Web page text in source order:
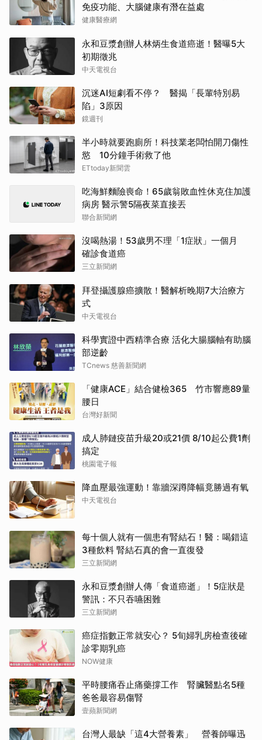
免疫功能、大腦健康有潛在益處
健康醫療網
永和豆漿創辦人林炳生食道癌逝！醫曝5大
初期徵兆
中天電視台
沉迷AI短劇看不停？ 醫揭「長輩特別易
陷」3原因
鏡週刊
半小時就要跑廁所！科技業老闆怕開刀傷性
慾 10分鐘手術救了他
ETtoday新聞雲
吃海鮮麵險喪命！65歲翁敗血性休克住加護
病房 醫示警5隔夜菜直接丟
聯合新聞網
沒喝熱湯！53歲男不理「1症狀」一個月
確診食道癌
三立新聞網
拜登攝護腺癌擴散！醫解析晚期7大治療方
式
中天電視台
科學實證中西精準合療 活化大腸腦軸有助腦
部逆齡
TCnews 慈善新聞網
「健康ACE」結合健檢365 竹市響應89量
腰日
台灣好新聞
成人肺鏈疫苗升級20或21價 8/10起公費1劑
搞定
桃園電子報
降血壓最強運動！靠牆深蹲降幅竟勝過有氧
中天電視台
每十個人就有一個患有腎結石！醫：喝錯這
3種飲料 腎結石真的會一直復發
三立新聞網
永和豆漿創辦人傳「食道癌逝」！5症狀是
警訊：不只吞嚥困難
三立新聞網
癌症指數正常就安心？ 5旬婦乳房檢查後確
診零期乳癌
NOW健康
平時腰痛吞止痛藥撐工作 腎臟醫點名5種
爸爸最容易傷腎
壹蘋新聞網
台灣人最缺「這4大營養素」 營養師曝迅